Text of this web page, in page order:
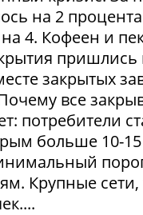
на 2
4. Кофеен и
закрытых
все
потребители
больше 10-
Крупные сети,